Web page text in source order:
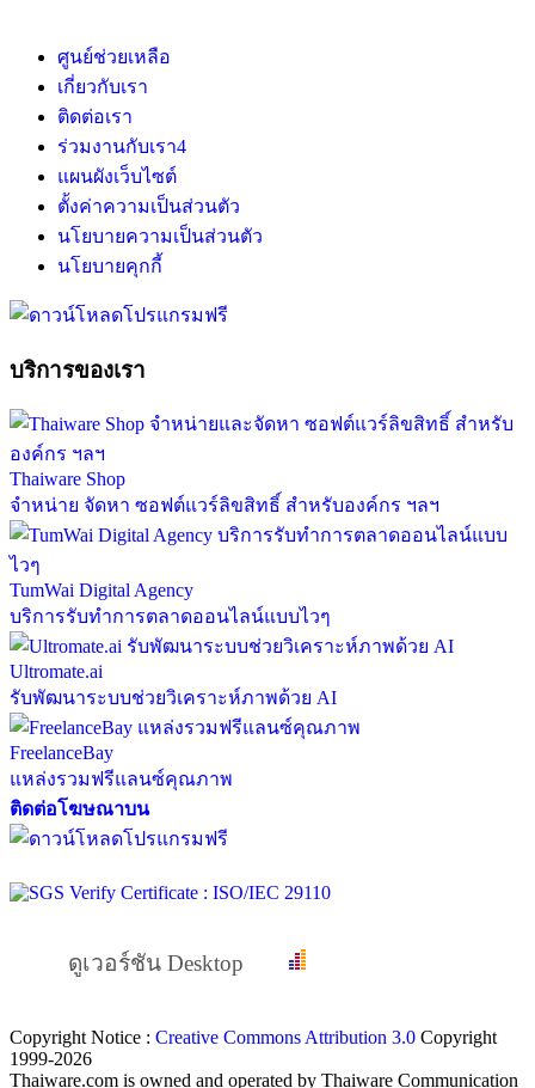
ศูนย์ช่วยเหลือ
เกี่ยวกับเรา
ติดต่อเรา
ร่วมงานกับเรา4
แผนผังเว็บไซต์
ตั้งค่าความเป็นส่วนตัว
นโยบายความเป็นส่วนตัว
นโยบายคุกกี้
บริการของเรา
Thaiware Shop
จำหน่าย จัดหา ซอฟต์แวร์ลิขสิทธิ์ สำหรับองค์กร ฯลฯ
TumWai Digital Agency
บริการรับทำการตลาดออนไลน์แบบไวๆ
Ultromate.ai
รับพัฒนาระบบช่วยวิเคราะห์ภาพด้วย AI
FreelanceBay
แหล่งรวมฟรีแลนซ์คุณภาพ
ติดต่อโฆษณาบน
ดูเวอร์ชัน Desktop
Copyright Notice : Creative Commons Attribution 3.0 Copyright
1999-2026
Thaiware.com is owned and operated by Thaiware Communication